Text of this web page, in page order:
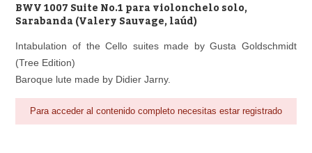
Reproductor
BWV 1007 Suite No.1 para violonchelo solo,
Sarabanda (Valery Sauvage, laúd)
Intabulation of the Cello suites made by Gusta Goldschmidt
(Tree Edition)
Baroque lute made by Didier Jarny.
Para acceder al contenido completo necesitas estar registrado